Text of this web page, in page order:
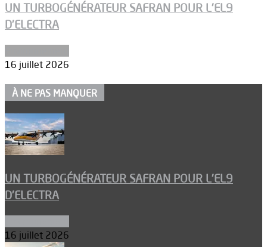
UN TURBOGÉNÉRATEUR SAFRAN POUR L’EL9
D’ELECTRA
16 juillet 2026
À NE PAS MANQUER
UN TURBOGÉNÉRATEUR SAFRAN POUR L’EL9
D’ELECTRA
16 juillet 2026